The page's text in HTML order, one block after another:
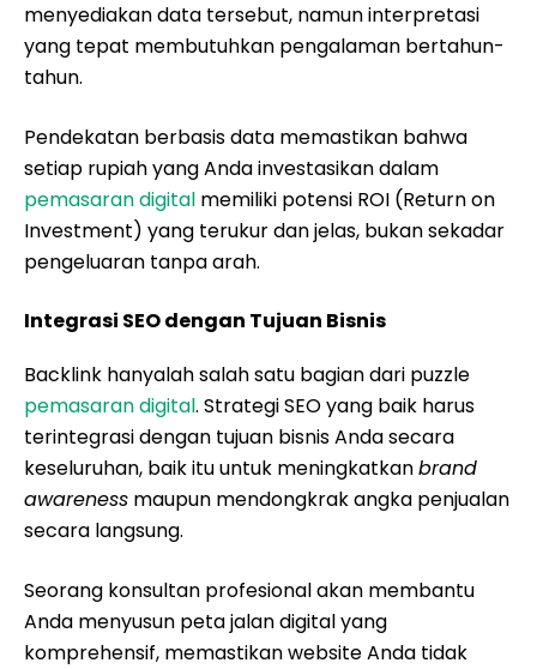
menyediakan data tersebut, namun interpretasi
yang tepat membutuhkan pengalaman bertahun-
tahun.
Pendekatan berbasis data memastikan bahwa
setiap rupiah yang Anda investasikan dalam
pemasaran digital memiliki potensi ROI (Return on
Investment) yang terukur dan jelas, bukan sekadar
pengeluaran tanpa arah.
Integrasi SEO dengan Tujuan Bisnis
Backlink hanyalah salah satu bagian dari puzzle
pemasaran digital. Strategi SEO yang baik harus
terintegrasi dengan tujuan bisnis Anda secara
keseluruhan, baik itu untuk meningkatkanbrand
awareness maupun mendongkrak angka penjualan
secara langsung.
Seorang konsultan profesional akan membantu
Anda menyusun peta jalan digital yang
komprehensif, memastikan website Anda tidak